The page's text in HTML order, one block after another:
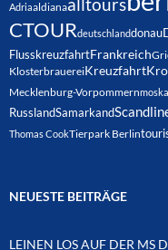
Adriaaldianaalltours
CTOURdeutschlanddonau
FlusskreuzfahrtFrankreich
KlosterbrauereiKreuzfahrt
Mecklenburg-Vorpommern
RusslandSamarkand
Thomas CookTierpark Berlin
NEUESTE BEITRÄGE
LEINEN LOS AUF DER MS